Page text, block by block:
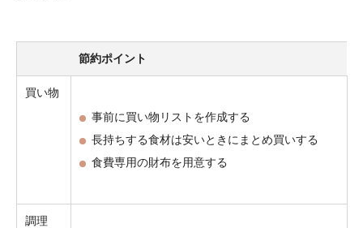
節約ポイント
買い物
事前に買い物リストを作成する
長持ちする食材は安いときにまとめ買いする
食費専用の財布を用意する
調理